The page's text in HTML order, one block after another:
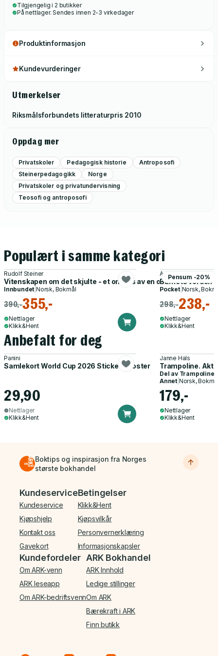
kritikk av Steinerskolen, er bredt behandlet i boken.
Tilgjengelig i 2 butikker
På nettlager. Sendes innen 2-3 virkedager
Produktinformasjon
Kundevurderinger
Utmerkelser
Riksmålsforbundets litteraturpris 2010
Oppdag mer
Privatskoler Pedagogisk historie
Antroposofi
Steinerpedagogikk
Norge
Privatskoler og privatundervisning
Teosofi og antroposofi
Populært i samme kategori
Rudolf Steiner
Vitenskapen om det skjulte - et omriss av en oversanselig
Innbundet |Norsk, Bokmål
390,-355,-
Nettlager
Klikk&Hent
Pensum -20%
Arve Mathisen, Nina
Barnets verden
Pocket| Norsk,
298,-238,-
Nettlager
Klikk&Hent
Anbefalt for deg
Panini
Samlekort World Cup 2026 Sticker Booster
29,90
Nettlager
Klikk&Hent
Janne Hals
Trampoline.
Del av Trampoline
Annet| Norsk,
179,-
Nettlager
Klikk&Hent
Boktips og inspirasjon fra Norges
største bokhandel
Bunnmeny
Kundeservice
Kundeservice
Kjøpshjelp
Kontakt oss
Gavekort
Betingelser
Klikk&Hent
Kjøpsvilkår
Personvernerklæring
Informasjonskapsler
Kundefordeler
Om ARK-venn
ARK leseapp
Om ARK-bedriftsvenn
ARK Bokhandel
ARK Innhold
Ledige stillinger
Om ARK
Bærekraft i ARK
Finn butikk